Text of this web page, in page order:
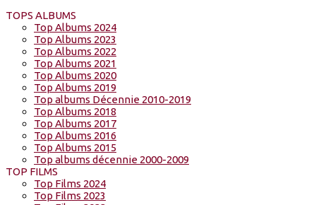
TOPS ALBUMS
Top Albums 2024
Top Albums 2023
Top Albums 2022
Top Albums 2021
Top Albums 2020
Top Albums 2019
Top albums Décennie 2010-2019
Top Albums 2018
Top Albums 2017
Top Albums 2016
Top Albums 2015
Top albums décennie 2000-2009
TOP FILMS
Top Films 2024
Top Films 2023